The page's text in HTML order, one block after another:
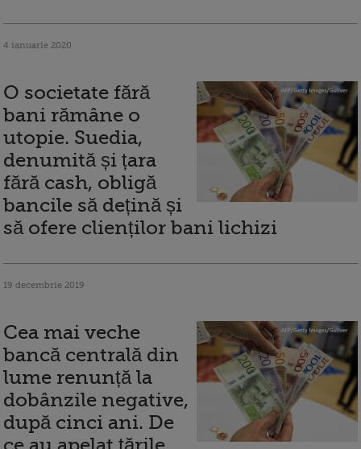
4 ianuarie 2020
O societate fără
bani rămâne o
utopie. Suedia,
denumită și țara
fără cash, obligă
bancile să dețină și
să ofere clienților bani lichizi
19 decembrie 2019
Cea mai veche
bancă centrală din
lume renunță la
dobânzile negative,
după cinci ani. De